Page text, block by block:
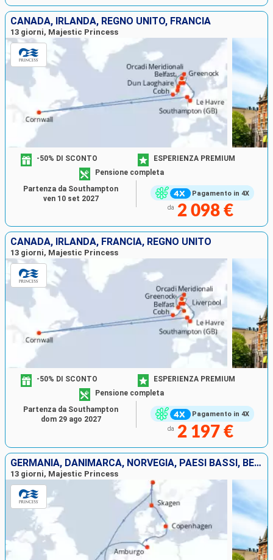
CANADA, IRLANDA, REGNO UNITO, FRANCIA
13 giorni, Majestic Princess
Pagamento in 4X
-50% DI SCONTO
ESPERIENZA PREMIUM
Pensione completa
da 2 098 €
Partenza da Southampton
ven 10 set 2027
CANADA, IRLANDA, FRANCIA, REGNO UNITO
13 giorni, Majestic Princess
Pagamento in 4X
-50% DI SCONTO
ESPERIENZA PREMIUM
Pensione completa
da 2 197 €
Partenza da Southampton
dom 29 ago 2027
GERMANIA, DANIMARCA, NORVEGIA, PAESI BASSI, BELGIO, FRANCIA, REGNO UNITO
13 giorni, Majestic Princess